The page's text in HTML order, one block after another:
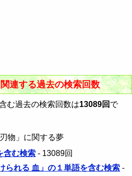
連する過去の検索回数
む過去の検索回数は13089回 で
物」に関する夢
含む検索 - 13089回
られる 血」の１単語を含む検索 -